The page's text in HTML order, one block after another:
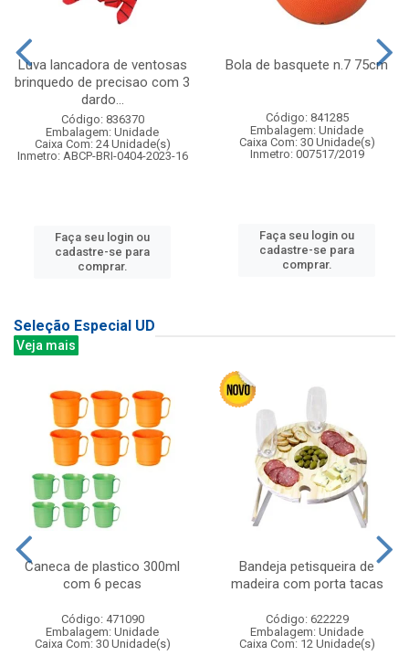
Luva lancadora de ventosas
brinquedo de precisao com 3
dardo...
Código: 836370
Embalagem: Unidade
Caixa Com: 24 Unidade(s)
Inmetro: ABCP-BRI-0404-2023-16
Faça seu login ou
cadastre-se para
comprar.
Bola de basquete n.7 75cm
Código: 841285
Embalagem: Unidade
Caixa Com: 30 Unidade(s)
Inmetro: 007517/2019
Faça seu login ou
cadastre-se para
comprar.
Seleção Especial UD
Veja mais
Caneca de plastico 300ml
com 6 pecas
Código: 471090
Embalagem: Unidade
Caixa Com: 30 Unidade(s)
Bandeja petisqueira de
madeira com porta tacas
Código: 622229
Embalagem: Unidade
Caixa Com: 12 Unidade(s)